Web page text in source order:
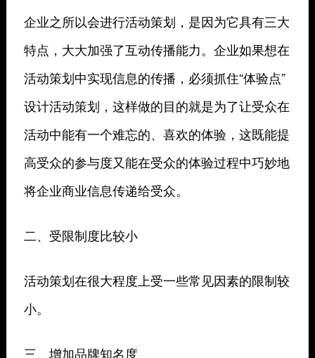
企业之所以会进行活动策划，是因为它具有三大
特点，大大加强了互动传播能力。企业如果想在
活动策划中实现信息的传播，必须抓住“体验点”
设计活动策划，这样做的目的就是为了让受众在
活动中能有一个难忘的、喜欢的体验，这既能提
高受众的参与度又能在受众的体验过程中巧妙地
将企业商业信息传递给受众。
二、受限制度比较小
活动策划在很大程度上受一些常见因素的限制较
小。
三、增加品牌知名度